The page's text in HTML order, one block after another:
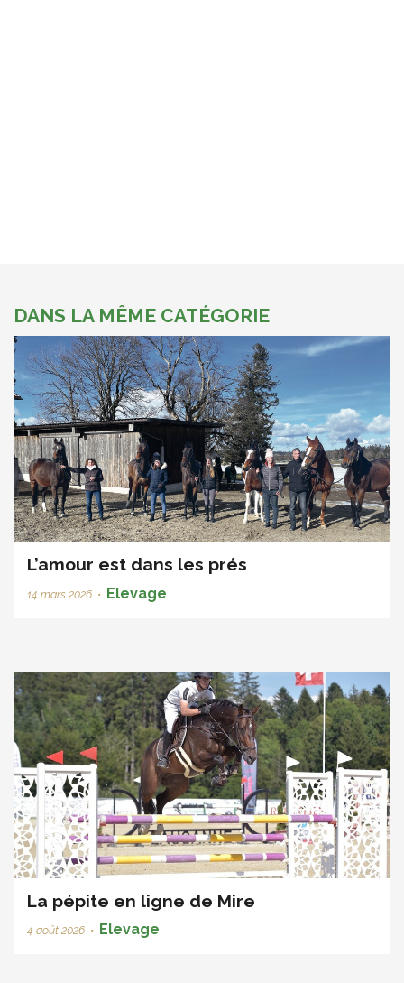
DANS LA MÊME CATÉGORIE
L’amour est dans les prés
14 mars 2026 • Elevage
La pépite en ligne de Mire
4 août 2026 • Elevage